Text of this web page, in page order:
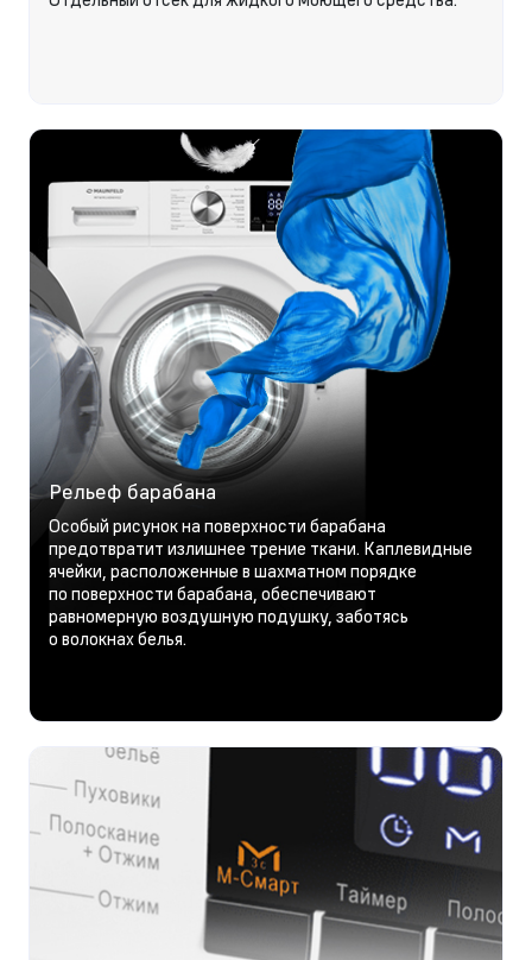
Рельеф барабана
Особый рисунок на поверхности барабана
предотвратит излишнее трение ткани. Каплевидные
ячейки, расположенные в шахматном порядке
по поверхности барабана, обеспечивают
равномерную воздушную подушку, заботясь
о волокнах белья.